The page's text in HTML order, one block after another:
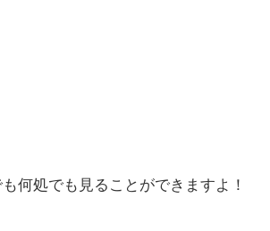
何処でも見ることができますよ！